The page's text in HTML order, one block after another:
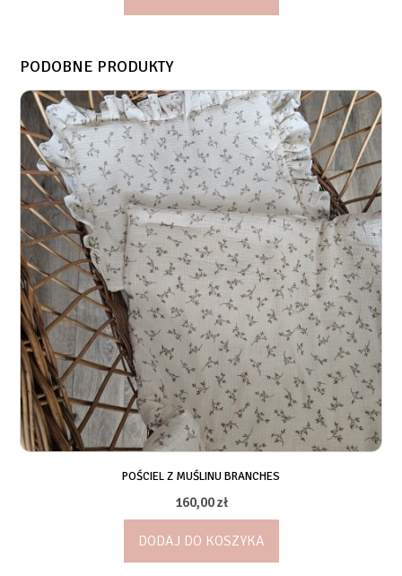
PODOBNE PRODUKTY
POŚCIEL Z MUŚLINU BRANCHES
160,00zł
DODAJ DO KOSZYKA